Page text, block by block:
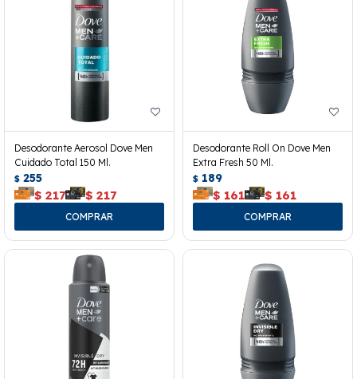
Desodorante Aerosol Dove Men
Cuidado Total 150 Ml.
$ 255
$ 217 $ 217
Desodorante Roll On Dove Men
Extra Fresh 50 Ml.
$ 189
$ 161 $ 161